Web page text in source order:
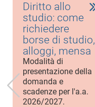
Diritto allo
studio: come
richiedere
borse di studio,
alloggi, mensa
Modalità di
presentazione della
domanda e
scadenze per l'a.a.
2026/2027.